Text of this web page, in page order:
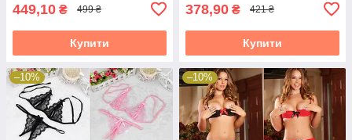
449,10 ₴ 499 ₴
Купити
378,90 ₴ 421 ₴
Купити
–10% –10%